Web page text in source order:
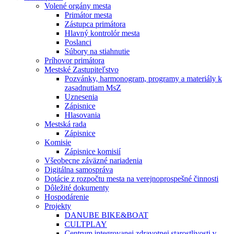
Volené orgány mesta
Primátor mesta
Zástupca primátora
Hlavný kontrolór mesta
Poslanci
Súbory na stiahnutie
Príhovor primátora
Mestské Zastupiteľstvo
Pozvánky, harmonogram, programy a materiály k
zasadnutiam MsZ
Uznesenia
Zápisnice
Hlasovania
Mestská rada
Zápisnice
Komisie
Zápisnice komisií
Všeobecne záväzné nariadenia
Digitálna samospráva
Dotácie z rozpočtu mesta na verejnoprospešné činnosti
Dôležité dokumenty
Hospodárenie
Projekty
DANUBE BIKE&BOAT
CULTPLAY